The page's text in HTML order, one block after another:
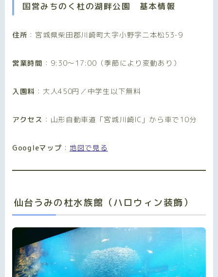
国営みちのく杜の湖畔公園 基本情報
住所 ：宮城県柴田郡川崎町大字小野字二本松53-9
営業時間 ：9:30〜17:00（季節により変動あり）
入園料 ：大人450円／中学生以下無料
アクセス ：山形自動車道「宮城川崎IC」から車で10分
Googleマップ ： 地図で見る
仙台うみの杜水族館（ハロウィン装飾）